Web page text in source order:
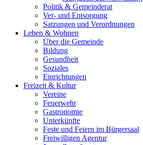
Politik & Gemeinderat
Ver- und Entsorgung
Satzungen und Verordnungen
Leben & Wohnen
Über die Gemeinde
Bildung
Gesundheit
Soziales
Einrichtungen
Freizeit & Kultur
Vereine
Feuerwehr
Gastronomie
Unterkünfte
Feste und Feiern im Bürgersaal
Freiwilligen Agentur